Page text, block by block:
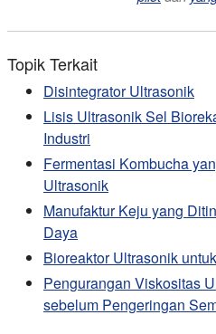
Topik Terkait
Disintegrator Ultrasonik
Lisis Ultrasonik Sel
Industri
Fermentasi Kombucha
Ultrasonik
Manufaktur Keju yang
Daya
Bioreaktor Ultrasonik
Pengurangan Viskositas
sebelum Pengeringan